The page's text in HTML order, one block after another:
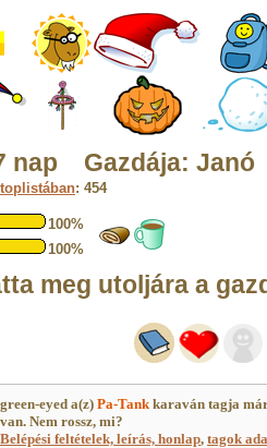
nap Gazdája: Janó
: 454
100%
100%
meg utoljára a
green-eyed a(z) Pa-Tankkaraván tagja
van. Nem rossz, mi?
Belépési feltételek, leírás, honlap, tagok